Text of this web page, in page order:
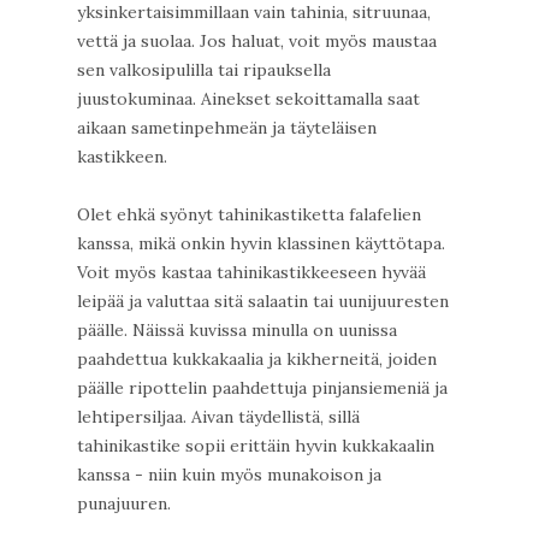
yksinkertaisimmillaan vain tahinia, sitruunaa,
vettä ja suolaa. Jos haluat, voit myös maustaa
sen valkosipulilla tai ripauksella
juustokuminaa. Ainekset sekoittamalla saat
aikaan sametinpehmeän ja täyteläisen
kastikkeen.
Olet ehkä syönyt tahinikastiketta falafelien
kanssa, mikä onkin hyvin klassinen käyttötapa.
Voit myös kastaa tahinikastikkeeseen hyvää
leipää ja valuttaa sitä salaatin tai uunijuuresten
päälle. Näissä kuvissa minulla on uunissa
paahdettua kukkakaalia ja kikherneitä, joiden
päälle ripottelin paahdettuja pinjansiemeniä ja
lehtipersiljaa. Aivan täydellistä, sillä
tahinikastike sopii erittäin hyvin kukkakaalin
kanssa - niin kuin myös munakoison ja
punajuuren.